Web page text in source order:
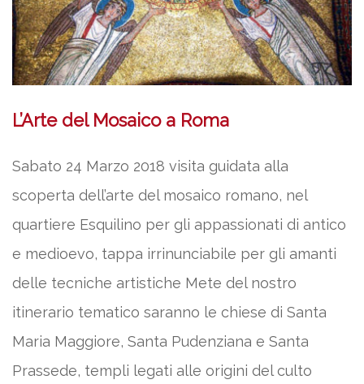
L’Arte del Mosaico a Roma
Sabato 24 Marzo 2018 visita guidata alla
scoperta dell’arte del mosaico romano, nel
quartiere Esquilino per gli appassionati di antico
e medioevo, tappa irrinunciabile per gli amanti
delle tecniche artistiche Mete del nostro
itinerario tematico saranno le chiese di Santa
Maria Maggiore, Santa Pudenziana e Santa
Prassede, templi legati alle origini del culto